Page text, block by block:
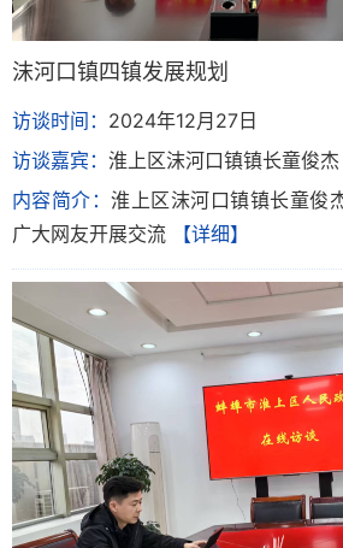
沫河口镇四镇发展规划
访谈时间： 2024年12月27日
访谈嘉宾： 淮上区沫河口镇镇长童俊杰
内容简介：淮上区沫河口镇镇长童俊
广大网友开展交流
【详细】